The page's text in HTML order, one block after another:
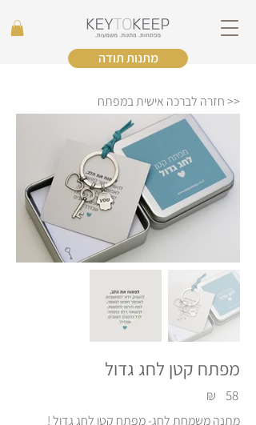
מתנות תודה
<< חזרה לברכה אישית במפתח
מפתח קטן לחג גדול
58
₪
מתנה משמחת לחג- מפתח קטן לחג גדול !